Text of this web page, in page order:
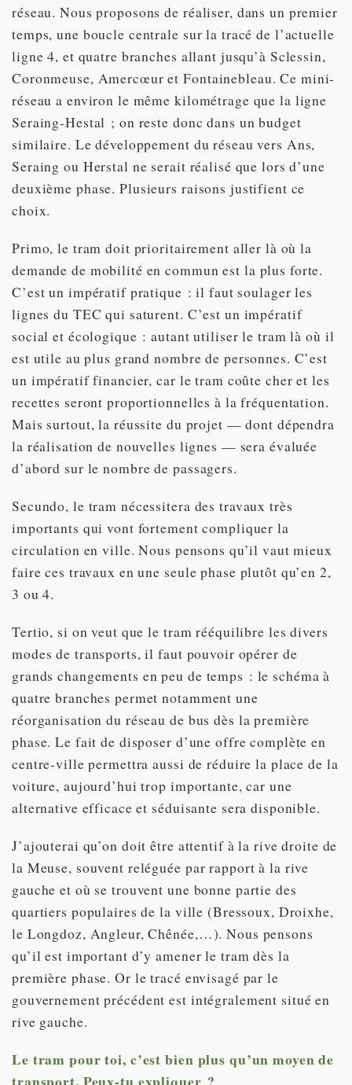
réseau. Nous proposons de réaliser, dans un premier
temps, une boucle centrale sur la tracé de l’actuelle
ligne 4, et quatre branches allant jusqu’à Sclessin,
Coronmeuse, Amercœur et Fontainebleau. Ce mini-
réseau a environ le même kilométrage que la ligne
Seraing-Hestal ; on reste donc dans un budget
similaire. Le développement du réseau vers Ans,
Seraing ou Herstal ne serait réalisé que lors d’une
deuxième phase. Plusieurs raisons justifient ce
choix.
Primo, le tram doit prioritairement aller là où la
demande de mobilité en commun est la plus forte.
C’est un impératif pratique : il faut soulager les
lignes du TEC qui saturent. C’est un impératif
social et écologique : autant utiliser le tram là où il
est utile au plus grand nombre de personnes. C’est
un impératif financier, car le tram coûte cher et les
recettes seront proportionnelles à la fréquentation.
Mais surtout, la réussite du projet — dont dépendra
la réalisation de nouvelles lignes — sera évaluée
d’abord sur le nombre de passagers.
Secundo, le tram nécessitera des travaux très
importants qui vont fortement compliquer la
circulation en ville. Nous pensons qu’il vaut mieux
faire ces travaux en une seule phase plutôt qu’en 2,
3 ou 4.
Tertio, si on veut que le tram rééquilibre les divers
modes de transports, il faut pouvoir opérer de
grands changements en peu de temps : le schéma à
quatre branches permet notamment une
réorganisation du réseau de bus dès la première
phase. Le fait de disposer d’une offre complète en
centre-ville permettra aussi de réduire la place de la
voiture, aujourd’hui trop importante, car une
alternative efficace et séduisante sera disponible.
J’ajouterai qu’on doit être attentif à la rive droite de
la Meuse, souvent reléguée par rapport à la rive
gauche et où se trouvent une bonne partie des
quartiers populaires de la ville (Bressoux, Droixhe,
le Longdoz, Angleur, Chênée,…). Nous pensons
qu’il est important d’y amener le tram dès la
première phase. Or le tracé envisagé par le
gouvernement précédent est intégralement situé en
rive gauche.
Le tram pour toi, c’est bien plus qu’un moyen de